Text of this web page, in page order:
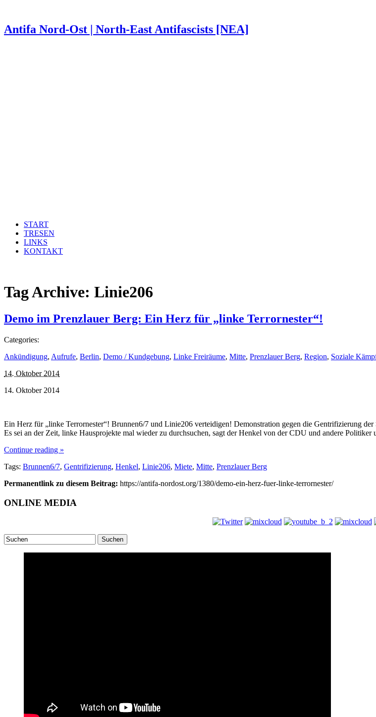
Antifa Nord-Ost | North-East Antifascists [NEA]
START
TRESEN
LINKS
KONTAKT
Tag Archive: Linie206
Demo im Prenzlauer Berg: Ein Herz für „linke Terrornester“!
Categories:
Ankündigung, Aufrufe, Berlin, Demo / Kundgebung, Linke Freiräume, Mitte, Prenzlauer Berg, Region, Soziale
14. Oktober 2014
14. Oktober 2014
Ein Herz für „linke Terrornester“! Brunnen6/7 und Linie206 verteidigen! Demonstration gegen die Gentrifizierung
Es sei an der Zeit, linke Hausprojekte mal wieder zu durchsuchen, sagt der Henkel von der CDU und andere
Continue reading »
Tags: Brunnen6/7, Gentrifizierung, Henkel, Linie206, Miete, Mitte, Prenzlauer Berg
Permanentlink zu diesem Beitrag: https://antifa-nordost.org/1380/demo-ein-herz-fuer-linke-terrornester/
ONLINE MEDIA
Suchen